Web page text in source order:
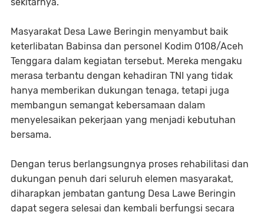
sekitarnya.
Masyarakat Desa Lawe Beringin menyambut baik
keterlibatan Babinsa dan personel Kodim 0108/Aceh
Tenggara dalam kegiatan tersebut. Mereka mengaku
merasa terbantu dengan kehadiran TNI yang tidak
hanya memberikan dukungan tenaga, tetapi juga
membangun semangat kebersamaan dalam
menyelesaikan pekerjaan yang menjadi kebutuhan
bersama.
Dengan terus berlangsungnya proses rehabilitasi dan
dukungan penuh dari seluruh elemen masyarakat,
diharapkan jembatan gantung Desa Lawe Beringin
dapat segera selesai dan kembali berfungsi secara